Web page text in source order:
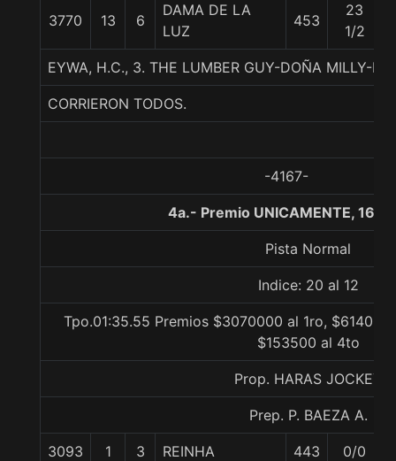
3770 13 6
DAMA DE LA
LUZ
453
23
1/2
EYWA, H.C., 3. THE LUMBER GUY-DOÑA MILLY-
CORRIERON TODOS.
-4167-
4a.- Premio UNICAMENTE,
Pista Normal
Indice: 20 al 12
Tpo.01:35.55 Premios $3070000 al 1ro,
$153500 al 4to
Prop. HARAS JOCKEY
Prep. P. BAEZA A.
3093 1 3 REINHA 443 0/0